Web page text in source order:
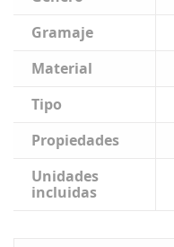
Gramaje
Material
Tipo
Propiedades
Unidades
incluidas